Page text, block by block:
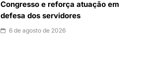
Congresso e reforça atuação em
defesa dos servidores
6 de agosto de 2026